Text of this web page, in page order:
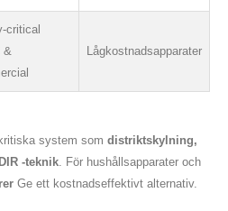
critical
&
Lågkostnadsapparater
system som distriktskylning,
-teknik . För hushållsapparater och
Ge ett kostnadseffektivt alternativ.